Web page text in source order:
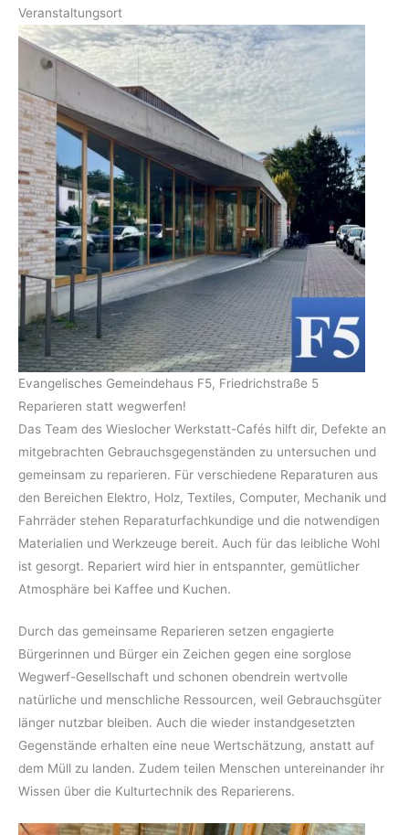
Veranstaltungsort
Evangelisches Gemeindehaus F5, Friedrichstraße 5
Reparieren statt wegwerfen!
Das Team des Wieslocher Werkstatt-Cafés hilft dir, Defekte an
mitgebrachten Gebrauchsgegenständen zu untersuchen und
gemeinsam zu reparieren. Für verschiedene Reparaturen aus
den Bereichen Elektro, Holz, Textiles, Computer, Mechanik und
Fahrräder stehen Reparaturfachkundige und die notwendigen
Materialien und Werkzeuge bereit. Auch für das leibliche Wohl
ist gesorgt. Repariert wird hier in entspannter, gemütlicher
Atmosphäre bei Kaffee und Kuchen.
Durch das gemeinsame Reparieren setzen engagierte
Bürgerinnen und Bürger ein Zeichen gegen eine sorglose
Wegwerf-Gesellschaft und schonen obendrein wertvolle
natürliche und menschliche Ressourcen, weil Gebrauchsgüter
länger nutzbar bleiben. Auch die wieder instandgesetzten
Gegenstände erhalten eine neue Wertschätzung, anstatt auf
dem Müll zu landen. Zudem teilen Menschen untereinander ihr
Wissen über die Kulturtechnik des Reparierens.